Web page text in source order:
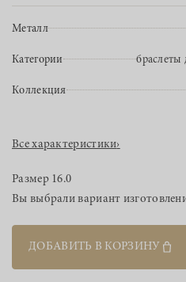
Металл
Категории браслеты
Коллекция
Все характеристики›
Размер 16.0
Вы выбрали вариант
ДОБАВИТЬ В КОРЗИНУ